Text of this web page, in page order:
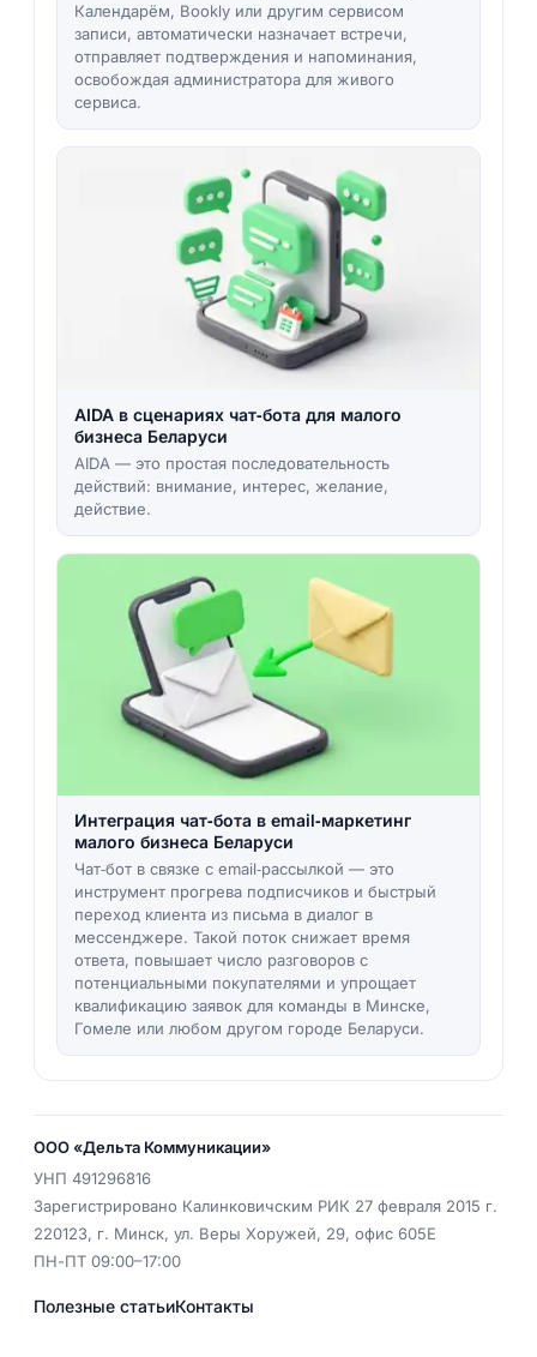
Календарём, Bookly или другим сервисом
записи, автоматически назначает встречи,
отправляет подтверждения и напоминания,
освобождая администратора для живого
сервиса.
AIDA в сценариях чат‑бота для малого
бизнеса Беларуси
AIDA — это простая последовательность
действий: внимание, интерес, желание,
действие.
Интеграция чат‑бота в email‑маркетинг
малого бизнеса Беларуси
Чат‑бот в связке с email‑рассылкой — это
инструмент прогрева подписчиков и быстрый
переход клиента из письма в диалог в
мессенджере. Такой поток снижает время
ответа, повышает число разговоров с
потенциальными покупателями и упрощает
квалификацию заявок для команды в Минске,
Гомеле или любом другом городе Беларуси.
ООО «Дельта Коммуникации»
УНП 491296816
Зарегистрировано Калинковичским РИК 27 февраля 2015 г.
220123, г. Минск, ул. Веры Хоружей, 29, офис 605Е
ПН-ПТ 09:00–17:00
Полезные статьиКонтакты